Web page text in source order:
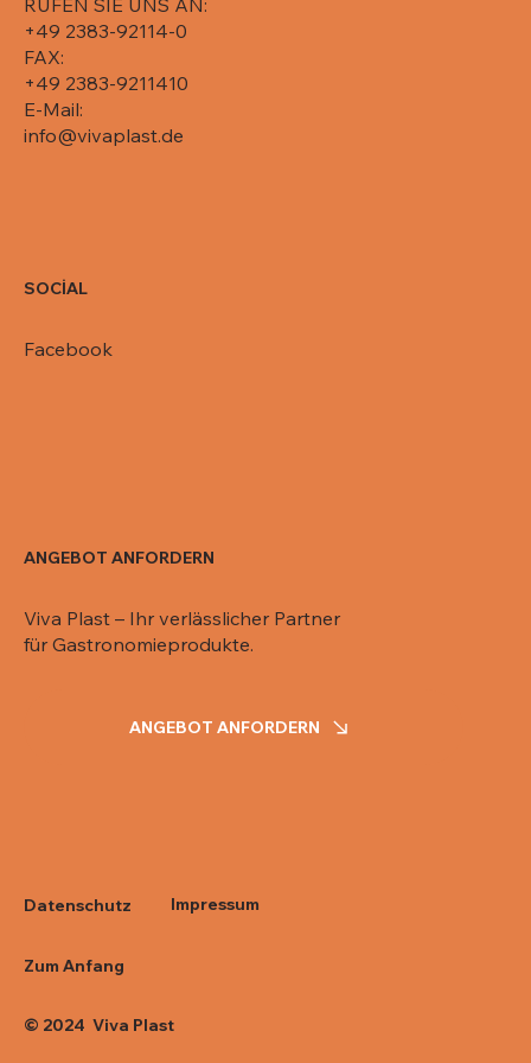
+49 2383-92114-0
FAX:
+49 2383-9211410
E-Mail:
info@vivaplast.de
SOCİAL
Facebook
ANGEBOT ANFORDERN
Viva Plast – Ihr verlässlicher Partner
für Gastronomieprodukte.
ANGEBOT ANFORDERN
Datenschutz
Zum Anfang
© 2024 Viva Plast
Impressum